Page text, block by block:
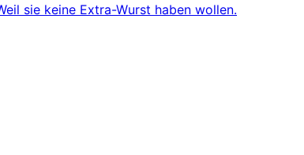
sie keine Extra-Wurst haben wollen.